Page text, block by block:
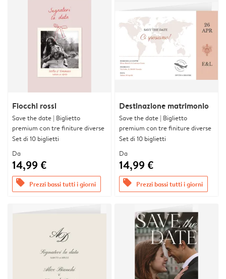
Fiocchi rossi
Save the date | Biglietto
premium con tre finiture diverse
Set di 10 biglietti
Da
14,99 €
offers Prezzi bassi tutti i giorni
Destinazione matrimonio
Save the date | Biglietto
premium con tre finiture diverse
Set di 10 biglietti
Da
14,99 €
offers Prezzi bassi tutti i giorni